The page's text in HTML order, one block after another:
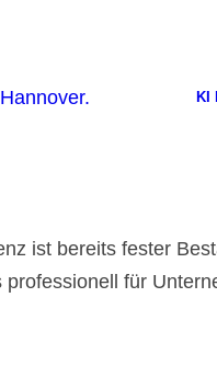
KI
ist bereits fester
für